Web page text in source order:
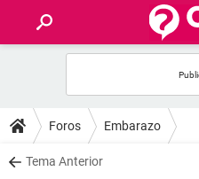
FOROS
SALUD
Foros Embarazo
Tema Anterior